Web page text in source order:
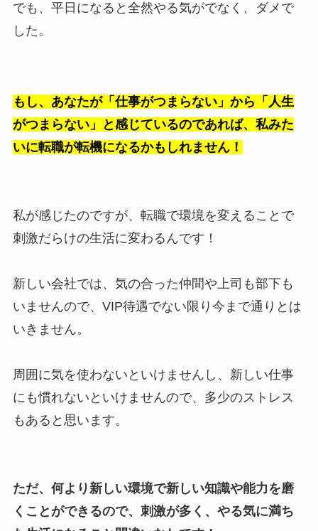
でも、平日になると全然やる気がでなく、ダメで
した。
もし、あなたが「仕事がつまらない」から「人生
がつまらない」と感じているのであれば、私みた
いに転職が転機になるかもしれません！
私が感じたのですが、転職で環境を変えることで
刺激だらけの生活に変わるんです！
新しい会社では、気の合った仲間や上司も部下も
いませんので、VIP待遇でない限り今まで通りとは
いきません。
周囲に気を使わないといけませんし、新しい仕事
にも慣れないといけませんので、多少のストレス
もあると思います。
ただ、何より新しい環境で新しい知識や能力を磨
くことができるので、刺激が多く、やる気に満ち